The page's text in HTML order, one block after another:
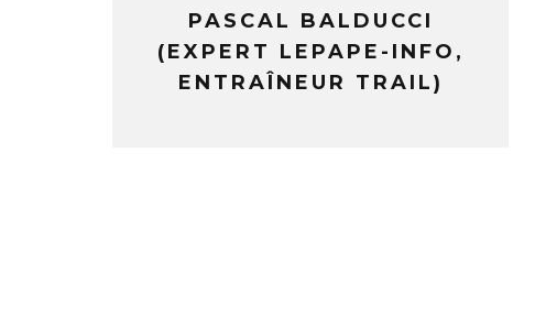
PASCAL BALDUCCI
(EXPERT LEPAPE-INFO,
ENTRAÎNEUR TRAIL)